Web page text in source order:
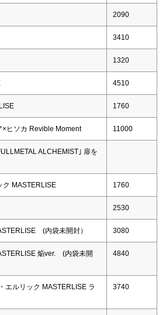
2090
3410
1320
4510
1760
×ヒソカ Revible Moment 11000
ALCHEMIST｣ 扉を
ク MASTERLISE 1760
2530
(内袋未開封） 3080
焔ver. (内袋未開
4840
エルリック MASTERLISE ラ
3740